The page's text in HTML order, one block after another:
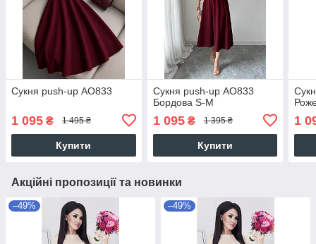
Сукня push-up АО833
1 095 ₴ 1 495 ₴
Купити
Сукня push-up АО833
Бордова S-M
1 095₴ 1 395 ₴
Купити
1
Акційні пропозиції та новинки
–49% –49%